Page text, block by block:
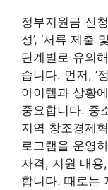
정부지원금 신
성’, ‘서류 제출
단계별로 유의
습니다. 먼저, ‘
아이템과 상황
중요합니다. 중
지역 창조경제
로그램을 운영
자격, 지원 내
합니다. 때로는